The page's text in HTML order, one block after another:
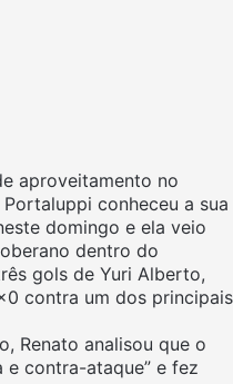
aproveitamento no
Portaluppi conheceu a sua
domingo e ela veio
dentro do
gols de Yuri Alberto,
contra um dos principais
Renato analisou que o
e contra-ataque” e fez